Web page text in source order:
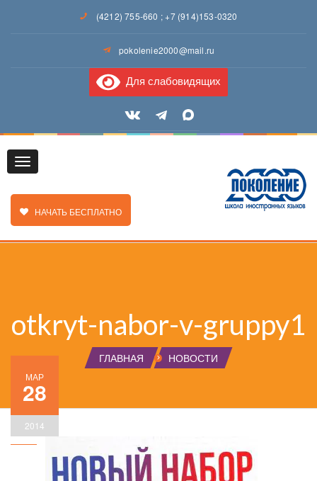
(4212) 755-660 ;+7 (914)153-0320
pokolenie2000@mail.ru
Для слабовидящих
Toggle
ЗАКАЗАТЬ ЗВОНОК
НАЧАТЬ БЕСПЛАТНО
otkryt-nabor-v-gruppy1
ГЛАВНАЯ НОВОСТИ
МАР
28
2014